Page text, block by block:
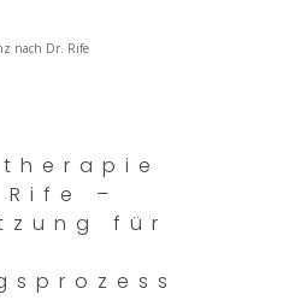
–
für